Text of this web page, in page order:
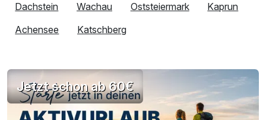
Dachstein
Wachau Oststeiermark
Kaprun
Achensee
Katschberg
Jetzt schon ab 60€